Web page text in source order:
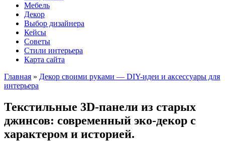
Мебель
Декор
Выбор дизайнера
Кейсы
Советы
Стили интерьера
Карта сайта
Главная » Декор своими руками — DIY-идеи и аксессуары для
интерьера
Текстильные 3D-панели из старых
джинсов: современный эко-декор с
характером и историей.